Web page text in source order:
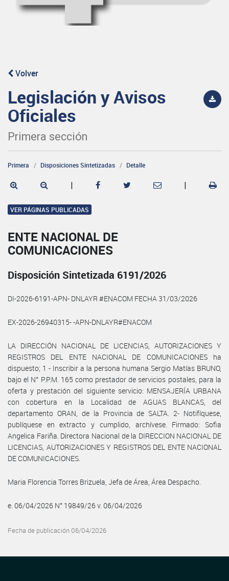
Volver
Legislación y Avisos
Oficiales
Primera sección
Primera Disposiciones Sintetizadas Detalle
| |
VER PÁGINAS PUBLICADAS
ENTE NACIONAL DE
COMUNICACIONES
Disposición Sintetizada 6191/2026
DI-2026-6191-APN- DNLAYR #ENACOM FECHA 31/03/2026
EX-2026-26940315- -APN-DNLAYR#ENACOM
LA DIRECCIÓN NACIONAL DE LICENCIAS, AUTORIZACIONES Y
REGISTROS DEL ENTE NACIONAL DE COMUNICACIONES ha
dispuesto; 1 - Inscribir a la persona humana Sergio Matías BRUNO,
bajo el N° P.P.M. 165 como prestador de servicios postales, para la
oferta y prestación del siguiente servicio: MENSAJERÍA URBANA
con cobertura en la Localidad de AGUAS BLANCAS, del
departamento ORAN, de la Provincia de SALTA. 2- Notifíquese,
publíquese en extracto y cumplido, archívese. Firmado: Sofia
Angelica Fariña. Directora Nacional de la DIRECCION NACIONAL DE
LICENCIAS, AUTORIZACIONES Y REGISTROS DEL ENTE NACIONAL
DE COMUNICACIONES.
Maria Florencia Torres Brizuela, Jefa de Área, Área Despacho.
e. 06/04/2026 N° 19849/26 v. 06/04/2026
Fecha de publicación 06/04/2026